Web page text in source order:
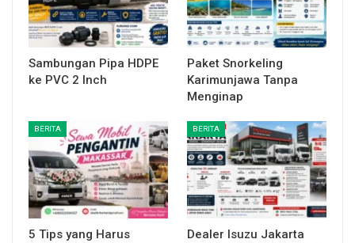
Sambungan Pipa HDPE
ke PVC 2 Inch
Paket Snorkeling
Karimunjawa Tanpa
Menginap
BERITA
5 Tips yang Harus
BERITA
Dealer Isuzu Jakarta